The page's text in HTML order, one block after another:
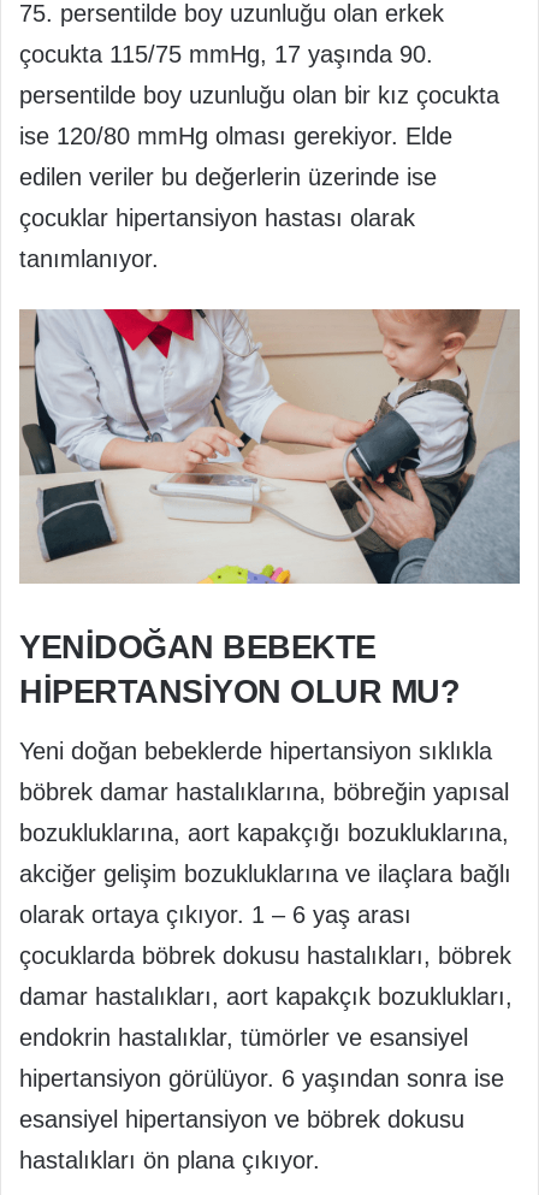
75. persentilde boy uzunluğu olan erkek
çocukta 115/75 mmHg, 17 yaşında 90.
persentilde boy uzunluğu olan bir kız çocukta
ise 120/80 mmHg olması gerekiyor. Elde
edilen veriler bu değerlerin üzerinde ise
çocuklar hipertansiyon hastası olarak
tanımlanıyor.
YENİDOĞAN BEBEKTE
HİPERTANSİYON OLUR MU?
Yeni doğan bebeklerde hipertansiyon sıklıkla
böbrek damar hastalıklarına, böbreğin yapısal
bozukluklarına, aort kapakçığı bozukluklarına,
akciğer gelişim bozukluklarına ve ilaçlara bağlı
olarak ortaya çıkıyor. 1 – 6 yaş arası
çocuklarda böbrek dokusu hastalıkları, böbrek
damar hastalıkları, aort kapakçık bozuklukları,
endokrin hastalıklar, tümörler ve esansiyel
hipertansiyon görülüyor. 6 yaşından sonra ise
esansiyel hipertansiyon ve böbrek dokusu
hastalıkları ön plana çıkıyor.